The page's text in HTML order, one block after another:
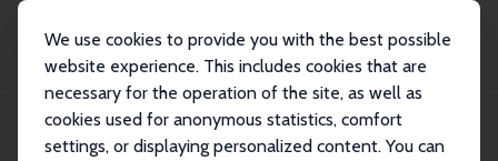
We use cookies to provide you with the best possible
website experience. This includes cookies that are
necessary for the operation of the site, as well as
cookies used for anonymous statistics, comfort
settings, or displaying personalized content. You can
Publications
IZA Standpunkte
Müssen wir vor der Zukunft der Arbeit Angst haben?